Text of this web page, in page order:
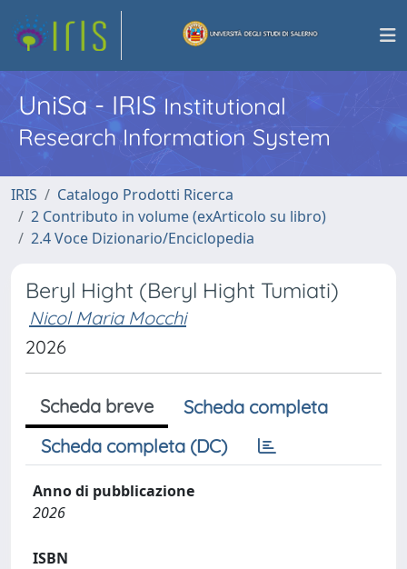
UniSa - IRISInstitutional
Research Information System
IRIS
Catalogo Prodotti Ricerca
2 Contributo in volume (exArticolo su libro)
2.4 Voce Dizionario/Enciclopedia
Beryl Hight (Beryl Hight Tumiati)
Nicol Maria Mocchi
2026
Scheda breve
Scheda completa
Scheda completa (DC)
Anno di pubblicazione
2026
ISBN